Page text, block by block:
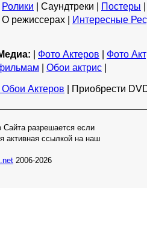
Ролики | Саундтреки | Постеры
О режиссерах | Интересные
| Фото Актеров | Фото
| Обои актрис |
Обои Актеров | Приобрести
Сайта разрешается если
активная ссылкой на наш
2006-2026